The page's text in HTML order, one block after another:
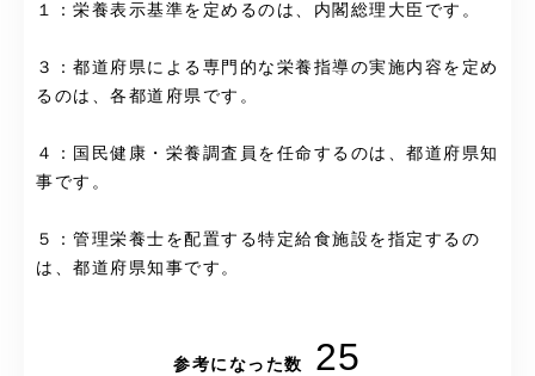
１：栄養表示基準を定めるのは、内閣総理大臣です。
３：都道府県による専門的な栄養指導の実施内容を定め
るのは、各都道府県です。
４：国民健康・栄養調査員を任命するのは、都道府県知
事です。
５：管理栄養士を配置する特定給食施設を指定するの
は、都道府県知事です。
参考になった数 25